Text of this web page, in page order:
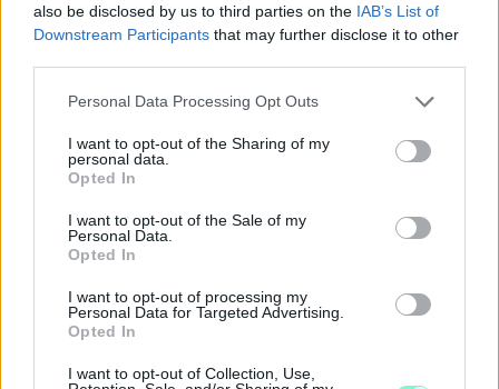
also be disclosed by us to third parties on the IAB’s List of
Downstream Participants that may further disclose it to other
Please note that this website/app uses one or more Google
not limited to your visit or usage behaviour. You may click to
grant or deny consent to Google and its third-party tags to
use your data for below specified purposes in below Google
consent section.
Personal Data Processing Opt Outs
I want to opt-out of the Sharing of my
personal data.
Opted In
I want to opt-out of the Sale of my
Personal Data.
Opted In
I want to opt-out of processing my
Personal Data for Targeted Advertising.
Opted In
I want to opt-out of Collection, Use,
A július vége óta tartó harmadfokú hőségriasztást mérséklik, de
a tartós meleg miatt továbbra is fokozott óvatosságra van
Szólj hozzá!